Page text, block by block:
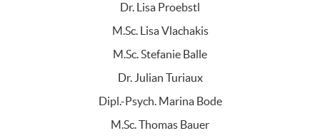
Dr. Lisa Proebstl
M.Sc. Lisa Vlachakis
M.Sc. Stefanie Balle
Dr. Julian Turiaux
Dipl.-Psych. Marina Bode
M.Sc. Thomas Bauer